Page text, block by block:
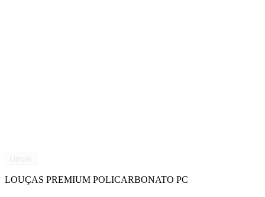
LOUÇAS PREMIUM POLICARBONATO PC